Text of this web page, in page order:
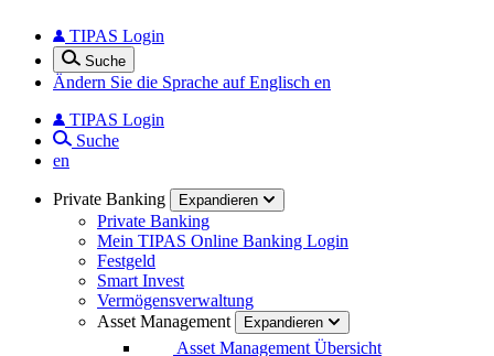
TIPAS Login
Suche
Ändern Sie die Sprache auf Englisch en
TIPAS Login
Suche
en
Private Banking Expandieren
Private Banking
Mein TIPAS Online Banking Login
Festgeld
Smart Invest
Vermögensverwaltung
Asset Management
Expandieren
Asset Management Übersicht